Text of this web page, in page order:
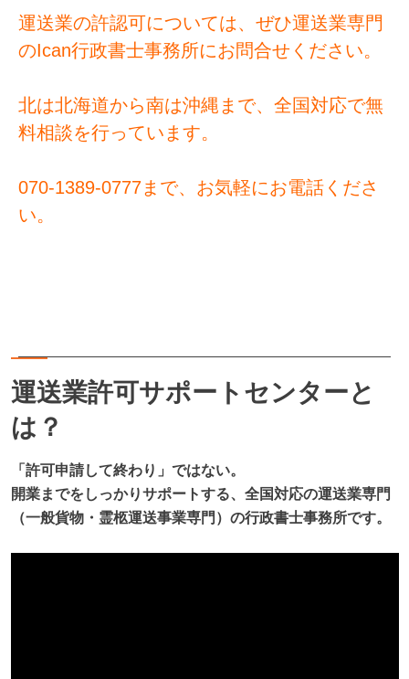
運送業の許認可については、ぜひ運送業専門
のIcan行政書士事務所にお問合せください。
北は北海道から南は沖縄まで、全国対応で無
料相談を行っています。
070-1389-0777まで、お気軽にお電話くださ
い。
運送業許可サポートセンターと
は？
「許可申請して終わり」ではない。
開業までをしっかりサポートする、全国対応の運送業専門
（一般貨物・霊柩運送事業専門）の行政書士事務所です。